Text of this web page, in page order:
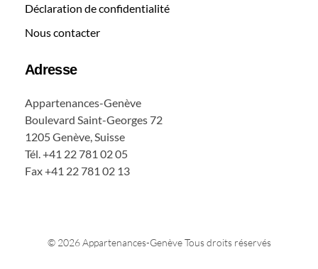
Déclaration de confidentialité
Nous contacter
Adresse
Appartenances-Genève
Boulevard Saint-Georges 72
1205 Genève, Suisse
Tél. +41 22 781 02 05
Fax +41 22 781 02 13
© 2026 Appartenances-Genève Tous droits réservés